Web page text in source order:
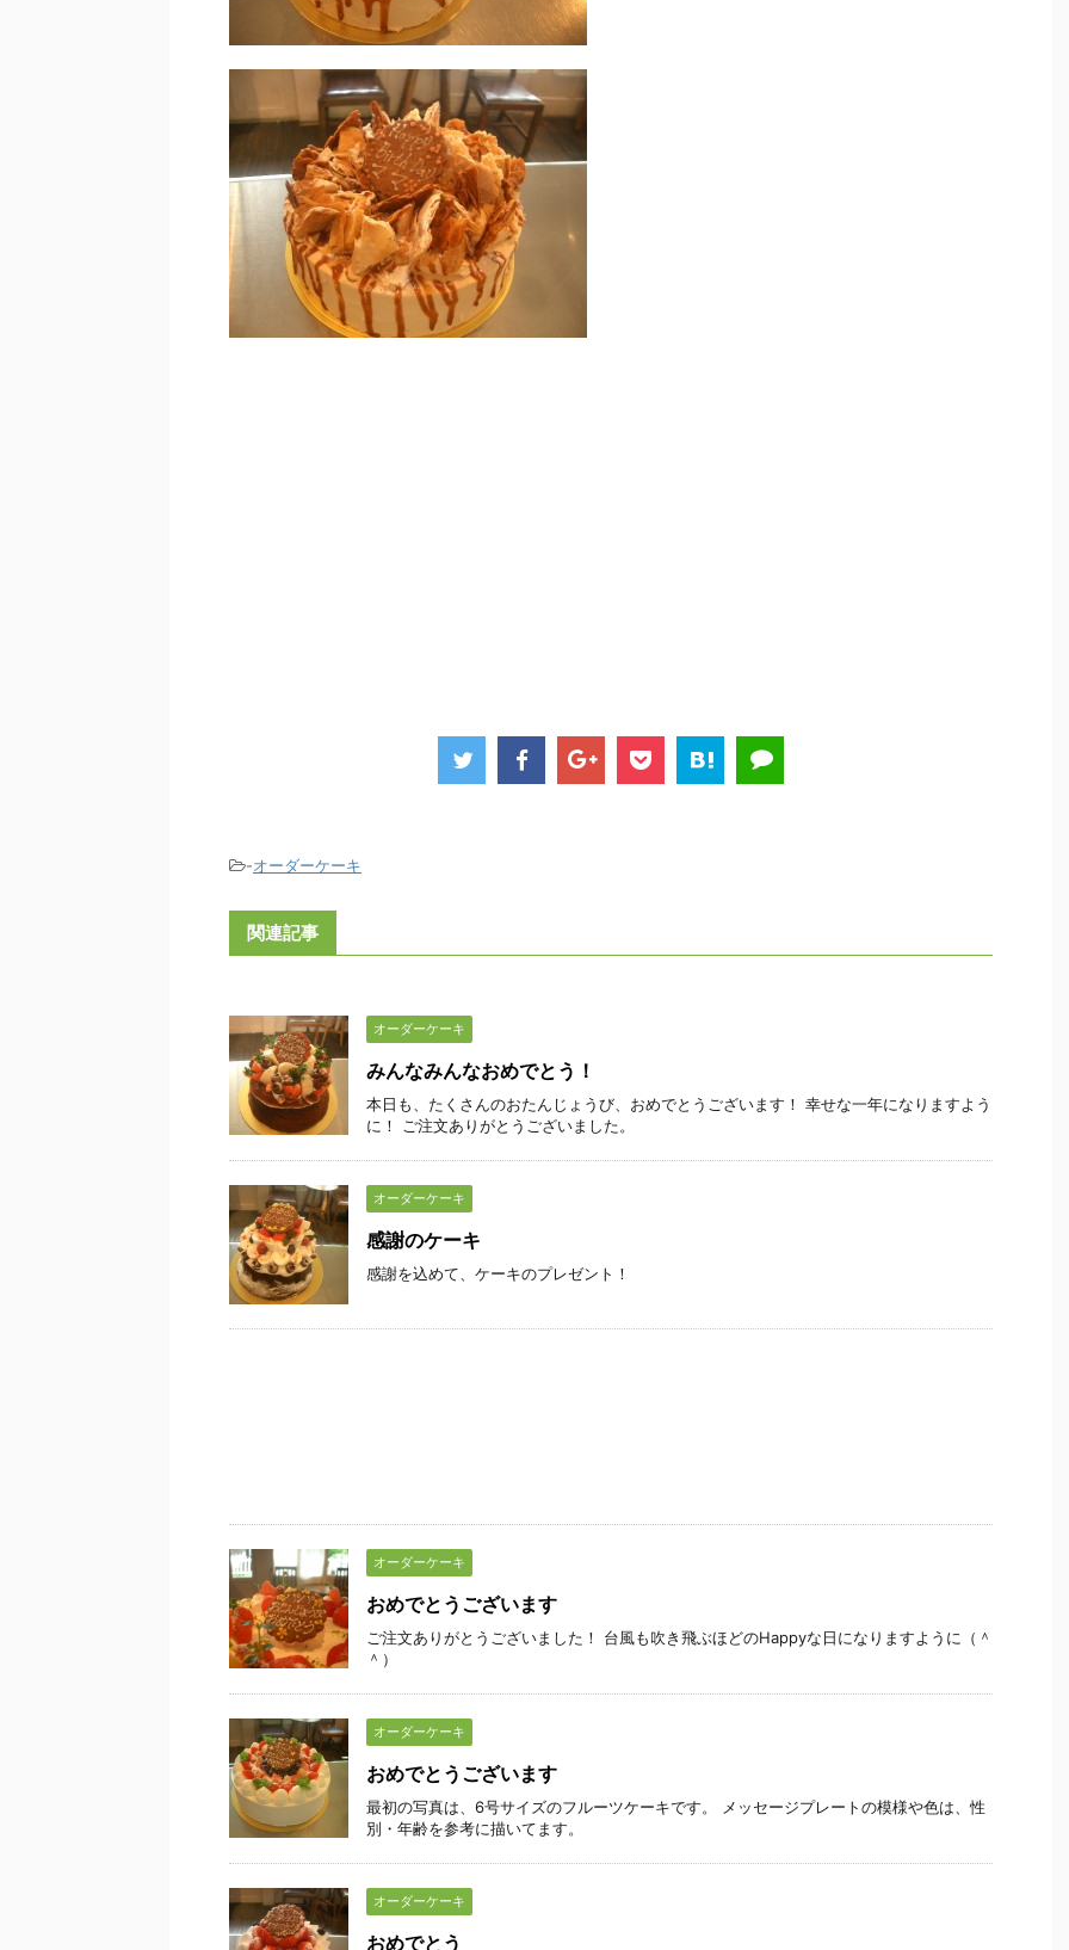
-オーダーケーキ
関連記事
オーダーケーキ
みんなみんなおめでとう！
本日も、たくさんのおたんじょうび、おめでとうございます！ 幸せな一年になりますよう
に！ ご注文ありがとうございました。
オーダーケーキ
感謝のケーキ
感謝を込めて、ケーキのプレゼント！
オーダーケーキ
おめでとうございます
ご注文ありがとうございました！ 台風も吹き飛ぶほどのHappyな日になりますように（＾
＾）
オーダーケーキ
おめでとうございます
最初の写真は、6号サイズのフルーツケーキです。 メッセージプレートの模様や色は、性
別・年齢を参考に描いてます。
オーダーケーキ
おめでとう